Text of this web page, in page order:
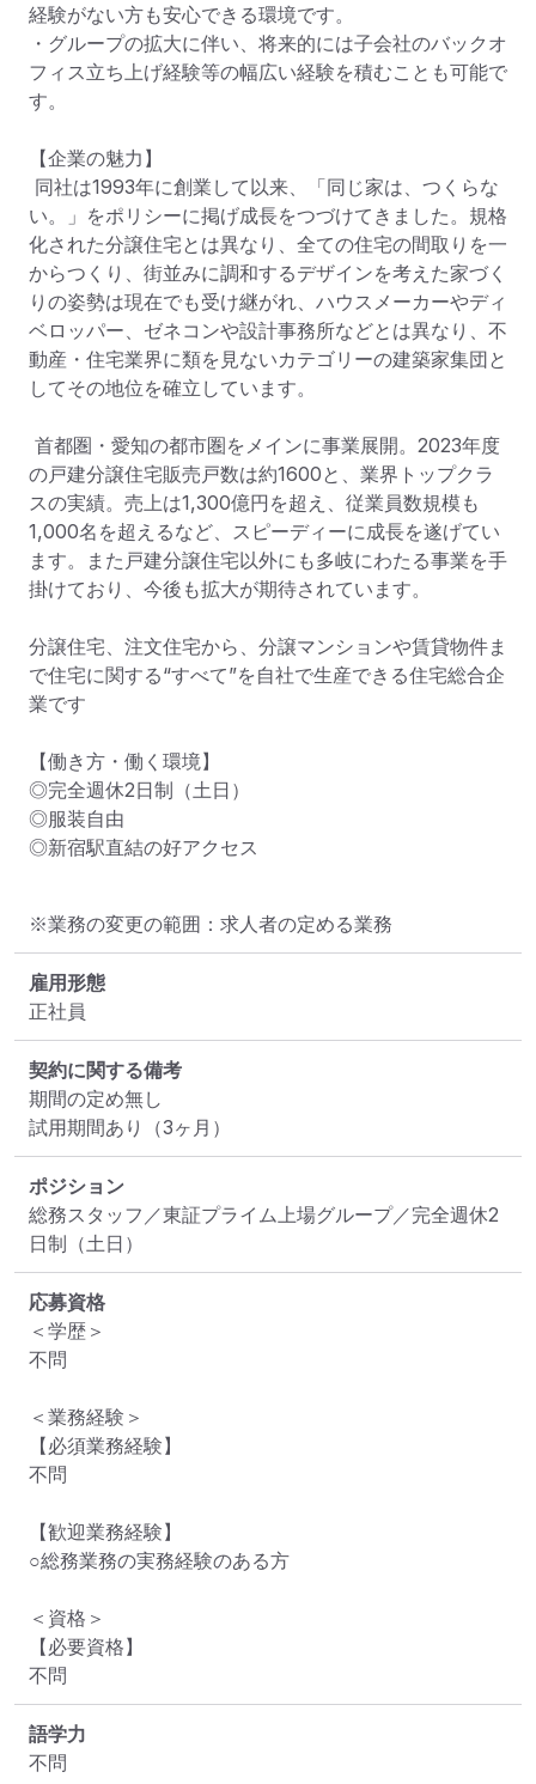
経験がない方も安心できる環境です。
・グループの拡大に伴い、将来的には子会社のバックオ
フィス立ち上げ経験等の幅広い経験を積むことも可能で
す。
【企業の魅力】
い。」をポリシーに掲げ成長をつづけてきました。規格
化された分譲住宅とは異なり、全ての住宅の間取りを一
からつくり、街並みに調和するデザインを考えた家づく
りの姿勢は現在でも受け継がれ、ハウスメーカーやディ
ベロッパー、ゼネコンや設計事務所などとは異なり、不
動産・住宅業界に類を見ないカテゴリーの建築家集団と
してその地位を確立しています。
の戸建分譲住宅販売戸数は約1600と、業界トップクラ
スの実績。売上は1,300億円を超え、従業員数規模も
1,000名を超えるなど、スピーディーに成長を遂げてい
ます。また戸建分譲住宅以外にも多岐にわたる事業を手
掛けており、今後も拡大が期待されています。
分譲住宅、注文住宅から、分譲マンションや賃貸物件ま
で住宅に関する“すべて”を自社で生産できる住宅総合企
業です
【働き方・働く環境】
◎完全週休2日制（土日）
◎服装自由
◎新宿駅直結の好アクセス
※業務の変更の範囲：求人者の定める業務
雇用形態
正社員
契約に関する備考
期間の定め無し
試用期間あり（3ヶ月）
ポジション
総務スタッフ／東証プライム上場グループ／完全週休2
日制（土日）
応募資格
＜学歴＞
不問
＜業務経験＞
【必須業務経験】
不問
【歓迎業務経験】
○総務業務の実務経験のある方
＜資格＞
【必要資格】
不問
語学力
不問